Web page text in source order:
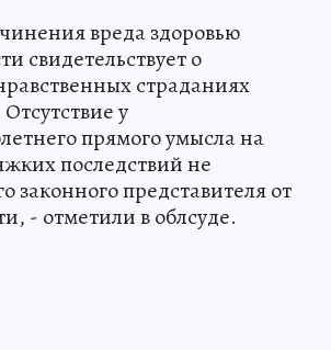
вреда здоровью
свидетельствует о
страданиях
у
прямого умысла на
последствий не
законного представителя от
- отметили в облсуде.